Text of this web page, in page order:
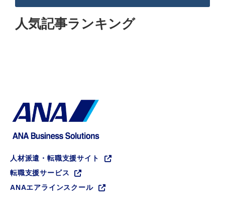
人気記事ランキング
人材派遣・転職支援サイト
転職支援サービス
ANAエアラインスクール